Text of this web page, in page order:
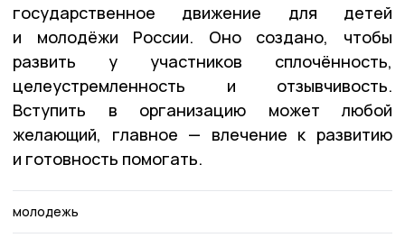
государственное движение для детей
и молодёжи России. Оно создано, чтобы
развить у участников сплочённость,
целеустремленность и отзывчивость.
Вступить в организацию может любой
желающий, главное — влечение к развитию
и готовность помогать.
молодежь